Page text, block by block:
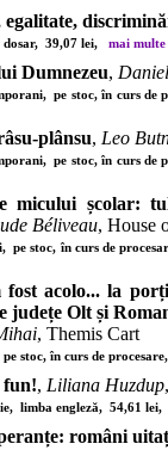
39,07 lei, mai
Dumnezeu,
pe stoc, în curs
plânsu, Leo
pe stoc, în curs
micului școlar:
Béliveau, House
pe stoc, în curs de
fost acolo... la
județe Olt și
, Themis Cart
stoc, în curs de
fun!, Liliana Huzdup
limba engleză, 54,61
români